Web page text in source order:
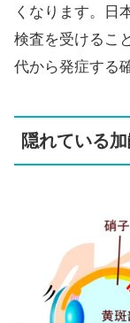
くなります。日
検査を受けるこ
代から発症する
隠れている